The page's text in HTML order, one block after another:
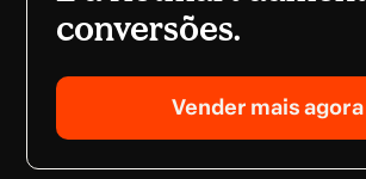
conversões.
Vender mais agora